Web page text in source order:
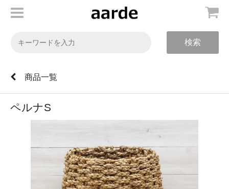
検索
商品一覧
ペルナS